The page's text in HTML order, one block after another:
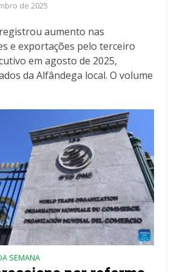
de 2025
aumento nas
e exportações pelo terceiro
em agosto de 2025,
da Alfândega local. O volume
SEMANA